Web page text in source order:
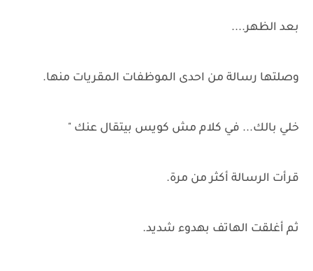
بعد الظهر....
وصلتها رسالة من احدى الموظفات المقريات منها.
خلي بالك... في كلام مش كويس بيتقال عنك "
قرأت الرسالة أكثر من مرة.
ثم أغلقت الهاتف بهدوء شديد.